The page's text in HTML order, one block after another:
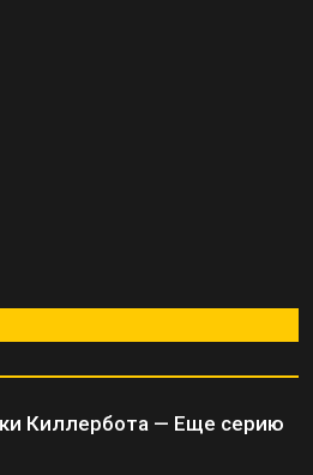
Киллербота — Еще серию